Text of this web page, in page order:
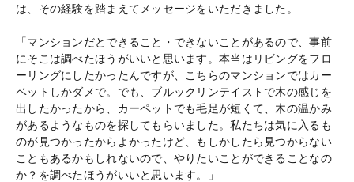
は、その経験を踏まえてメッセージをいただきました。
「マンションだとできること・できないことがあるので、事前
にそこは調べたほうがいいと思います。本当はリビングをフロ
ーリングにしたかったんですが、こちらのマンションではカー
ベットしかダメで。でも、ブルックリンテイストで木の感じを
出したかったから、カーペットでも毛足が短くて、木の温かみ
があるようなものを探してもらいました。私たちは気に入るも
のが見つかったからよかったけど、もしかしたら見つからない
こともあるかもしれないので、やりたいことができることなの
か？を調べたほうがいいと思います。」